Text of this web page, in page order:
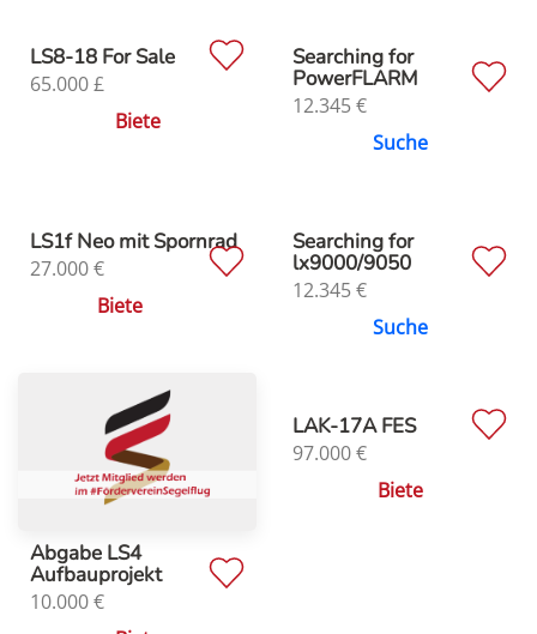
LS8-18 For Sale
65.000£
Biete
Searching for
PowerFLARM
12.345€
Suche
LS1f Neo mit Spornrad
27.000€
Biete
Searching for
lx9000/9050
12.345€
Suche
Abgabe LS4
Aufbauprojekt
10.000€
LAK-17A FES
97.000€
Biete